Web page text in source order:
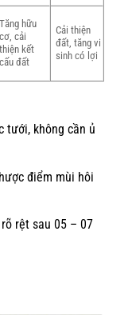
Tăng hữu
cơ, cải
thiện kết
cấu đất
Cải thiện
đất, tăng vi
sinh có lợi
tưới, không cần ủ
điểm mùi hôi
rệt sau 05 – 07